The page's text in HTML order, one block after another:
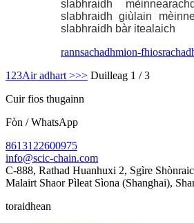
slabhraidh
slabhraidh giùlain
slabhraidh bàr itealaich
rannsachadhmion-
1 23Air adhart >>> Duilleag 1 / 3
Cuir fios thugainn
Fòn / WhatsApp
8613122600975
info@scic-chain.com
C-888, Rathad Huanhuxi 2, Sgìre
Malairt Shaor Pìleat Sìona (Shanghai),
toraidhean